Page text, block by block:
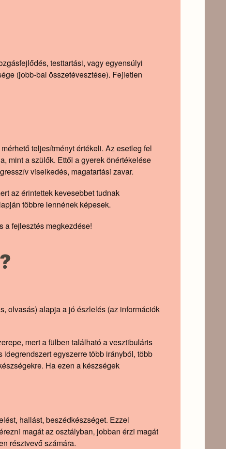
testtartási, vagy egyensúlyi
(jobb-bal összetévesztése). Fejletlen
teljesítményt értékeli. Az esetleg fel
mint a szülők. Ettől a gyerek önértékelése
viselkedés, magatartási zavar.
az érintettek kevesebbet tudnak
többre lennének képesek.
a fejlesztés megkezdése!
olvasás) alapja a jó észlelés (az információk
mert a fülben található a vesztibuláris
egyszerre több irányból, több
Ha ezen a készségek
hallást, beszédkészséget. Ezzel
magát az osztályban, jobban érzi magát
résztvevő számára.